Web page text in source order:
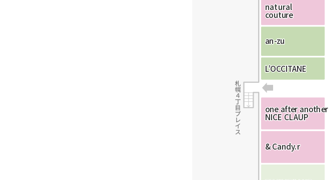
&Candy.r
&Candy.r
&Candy.r
oneafteranother
NICECLAUP
oneafteranother
NICECLAUP
oneafteranother
NICECLAUP
L’OCCITANE
L’OCCITANE
L’OCCITANE
an-zu
an-zu
an-zu
natural
couture
natural
couture
natural
couture